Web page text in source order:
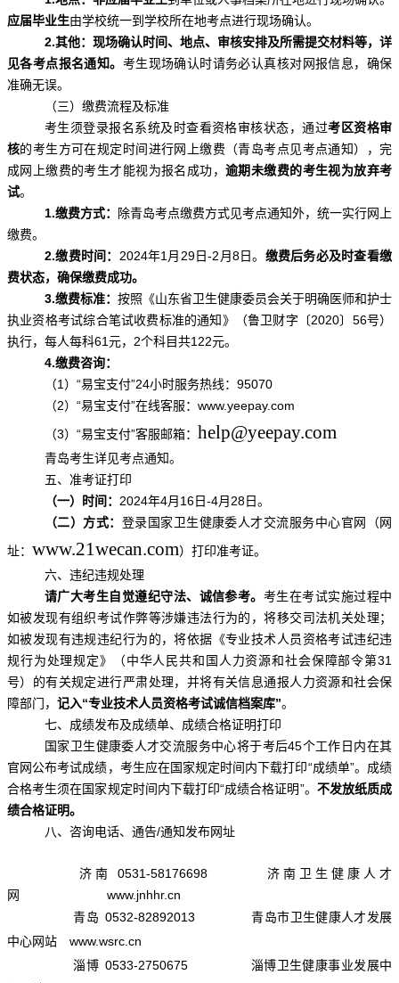
应届毕业生由学校统一到学校所在地考点进行现场确认。
2.其他：现场确认时间、地点、审核安排及所需提交材料等，详
见各考点报名通知。 考生现场确认时请务必认真核对网报信息，确保
准确无误。
（三）缴费流程及标准
考生须登录报名系统及时查看资格审核状态，通过考区资格审
核的考生方可在规定时间进行网上缴费（青岛考点见考点通知），完
成网上缴费的考生才能视为报名成功，逾期未缴费的考生视为放弃考
试。
1.缴费方式：
除青岛考点缴费方式见考点通知外，统一实行网上
缴费。
2.缴费时间： 2024年1月29日-2月8日。 缴费后务必及时查看缴
费状态， 确保缴费成功。
3.缴费标准： 按照《山东省卫生健康委员会关于明确医师和护士
执业资格考试综合笔试收费标准的通知》（鲁卫财字〔2020〕56号）
执行，每人每科61元，2个科目共122元。
4.缴费咨询：
（1）“易宝支付”24小时服务热线：95070
（2）“易宝支付”在线客服：www.yeepay.com
（3）“易宝支付”客服邮箱： help@yeepay.com
青岛考生详见考点通知。
五、准考证打印
（一）时间： 2024年4月16日-4月28日。
（二）方式： 登录国家卫生健康委人才交流服务中心官网（网
址： www.21wecan.com）打印准考证。
六、违纪违规处理
请广大考生自觉遵纪守法、诚信参考。 考生在考试实施过程中
如被发现有组织考试作弊等涉嫌违法行为的，将移交司法机关处理；
如被发现有违规违纪行为的，将依据《专业技术人员资格考试违纪违
规行为处理规定》（中华人民共和国人力资源和社会保障部令第31
号）的有关规定进行严肃处理，并将有关信息通报人力资源和社会保
障部门， 记入“专业技术人员资格考试诚信档案库”。
七、成绩发布及成绩单、成绩合格证明打印
国家卫生健康委人才交流服务中心将于考后45个工作日内在其
官网公布考试成绩，考生应在国家规定时间内下载打印“成绩单”。成绩
合格考生须在国家规定时间内下载打印“成绩合格证明”。 不发放纸质成
绩合格证明。
八、咨询电话、通告/通知发布网址
济南 0531-58176698 济南卫生健康人才
网 www.jnhhr.cn
青岛 0532-82892013 青岛市卫生健康人才发展
中心网站 www.wsrc.cn
淄博 0533-2750675 淄博卫生健康事业发展中